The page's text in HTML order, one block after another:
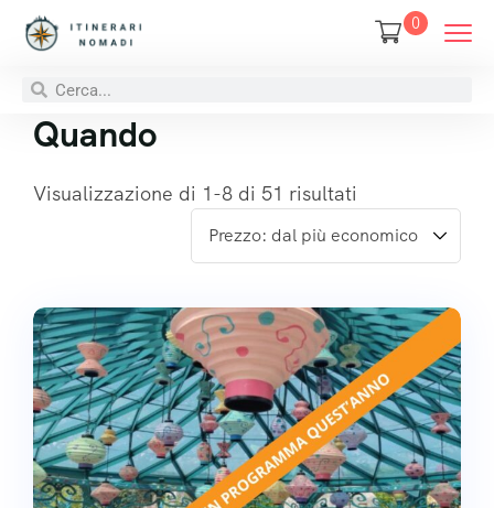
0
Quando
Visualizzazione di 1-8 di 51 risultati